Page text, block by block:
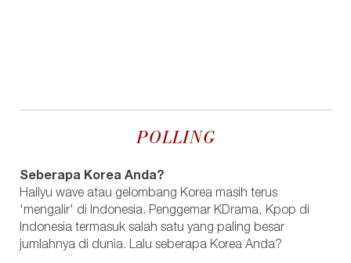
POLLING
Seberapa Korea Anda?
Hallyu wave atau gelombang Korea masih terus
'mengalir' di Indonesia. Penggemar KDrama, Kpop di
Indonesia termasuk salah satu yang paling besar
jumlahnya di dunia. Lalu seberapa Korea Anda?